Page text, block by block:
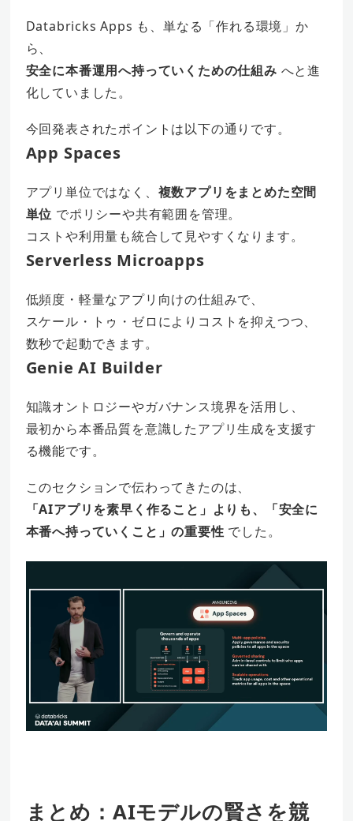
Databricks Apps も、単なる「作れる環境」か
ら、
安全に本番運用へ持っていくための仕組み へと進
化していました。
今回発表されたポイントは以下の通りです。
App Spaces
アプリ単位ではなく、 複数アプリをまとめた空間
単位 でポリシーや共有範囲を管理。
コストや利用量も統合して見やすくなります。
Serverless Microapps
低頻度・軽量なアプリ向けの仕組みで、
スケール・トゥ・ゼロによりコストを抑えつつ、
数秒で起動できます。
Genie AI Builder
知識オントロジーやガバナンス境界を活用し、
最初から本番品質を意識したアプリ生成を支援す
る機能です。
このセクションで伝わってきたのは、
「AIアプリを素早く作ること」よりも、「安全に
本番へ持っていくこと」の重要性 でした。
まとめ：AIモデルの賢さを競